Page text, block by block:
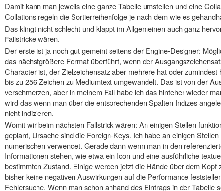
Damit kann man jeweils eine ganze Tabelle umstellen und eine
Collations regeln die Sortierreihenfolge je nach dem wie es
Das klingt nicht schlecht und klappt im Allgemeinen auch ganz
Fallstricke wären.
Der erste ist ja noch gut gemeint seitens der Engine-Designer:
das nächstgrößere Format überführt, wenn der
Character ist, der Zielzeichensatz aber mehrere hat oder
bis zu 256 Zeichen zu Mediumtext umgewandelt. Das ist von der
verschmerzen, aber in meinem Fall habe ich das hinteher wieder
wird das wenn man über die entsprechenden Spalten Indizes
nicht indizieren.
Womit wir beim nächsten Fallstrick wären: An einigen Stellen
geplant, Ursache sind die Foreign-Keys. Ich habe an einigen Stellen
numerischen verwendet. Gerade dann wenn man in den
Informationen stehen, wie etwa ein Icon und eine ausführliche
bestimmten Zustand. Einige werden jetzt die Hände über dem Kopf
bisher keine negativen Auswirkungen auf die Performance
Fehlersuche. Wenn man schon anhand des Eintrags in der Tabelle